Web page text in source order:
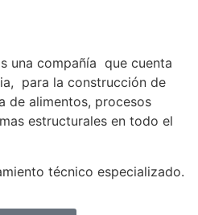
una compañía que cuenta
para la construcción de
de alimentos, procesos
estructurales en todo el
técnico especializado.